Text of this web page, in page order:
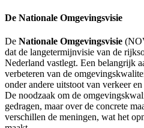
De Nationale Omgevingsvisie
De Nationale Omgevingsvisie
dat de langetermijnvisie van de
Nederland vastlegt. Een belangrijk
verbeteren van de
onder andere uitstoot van verkeer
De noodzaak om de
gedragen, maar over de concrete
verschillen de meningen, wat het